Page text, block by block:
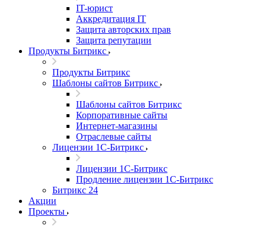
IT-юрист
Аккредитация IT
Защита авторских прав
Защита репутации
Продукты Битрикс
Продукты Битрикс
Шаблоны сайтов Битрикс
Шаблоны сайтов Битрикс
Корпоративные сайты
Интернет-магазины
Отраслевые сайты
Лицензии 1С-Битрикс
Лицензии 1С-Битрикс
Продление лицензии 1С-Битрикс
Битрикс 24
Акции
Проекты